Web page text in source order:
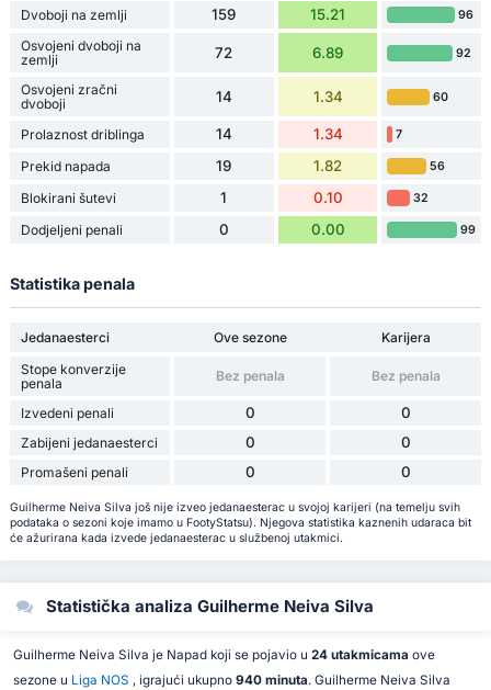
Dvoboji na zemlji 159 15.21 96
Osvojeni dvoboji na
zemlji
72 6.89 92
Osvojeni zračni
dvoboji
14 1.34 60
Prolaznost driblinga 14 1.34 7
Prekid napada 19 1.82 56
Blokirani šutevi 1 0.10 32
Dodjeljeni penali 0 0.00 99
Statistika penala
Jedanaesterci Ove sezone
Karijera
Stope konverzije
penala
Bez penala Bez penala
Izvedeni penali 0 0
Zabijeni jedanaesterci 0 0
Promašeni penali 0 0
Guilherme Neiva Silva još nije izveo jedanaesterac u svojoj karijeri (na temelju svih
podataka o sezoni koje imamo u FootyStatsu). Njegova statistika kaznenih udaraca bit
će ažurirana kada izvede jedanaesterac u službenoj utakmici.
Statistička analiza Guilherme Neiva Silva
Guilherme Neiva Silva je Napad koji se pojavio u 24 utakmicama ove
sezone u Liga NOS , igrajući ukupno 940 minuta. Guilherme Neiva Silva